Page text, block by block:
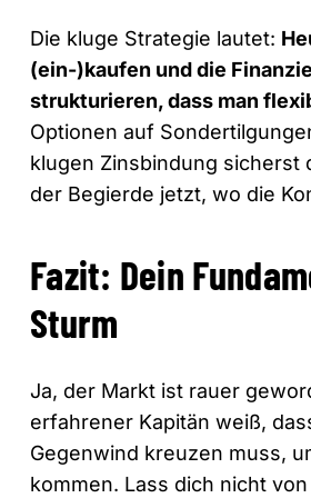
Die kluge Strategie lautet:
(ein-)kaufen und die
strukturieren, dass man
Optionen auf
klugen Zinsbindung sicherst
der Begierde jetzt, wo die
Fazit: Dein
Sturm
Ja, der Markt ist rauer
erfahrener Kapitän weiß,
Gegenwind kreuzen muss,
kommen. Lass dich nicht